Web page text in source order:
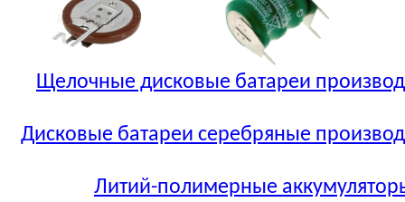
Щелочные дисковые батареи
Дисковые батареи серебряные
Литий-полимерные